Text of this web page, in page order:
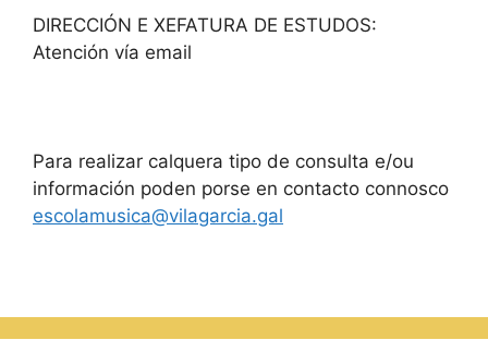
DIRECCIÓN E XEFATURA DE ESTUDOS:
Atención vía email
Para realizar calquera tipo de consulta e/ou
información poden porse en contacto connosco
escolamusica@vilagarcia.gal